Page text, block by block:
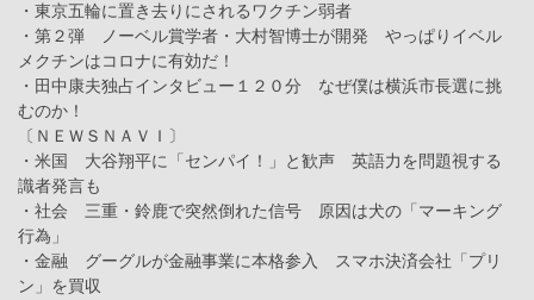
・東京五輪に置き去りにされるワクチン弱者
・第２弾 ノーベル賞学者・大村智博士が開発 やっぱりイベル
メクチンはコロナに有効だ！
・田中康夫独占インタビュー１２０分 なぜ僕は横浜市長選に挑
むのか！
〔ＮＥＷＳＮＡＶＩ〕
・米国 大谷翔平に「センパイ！」と歓声 英語力を問題視する
識者発言も
・社会 三重・鈴鹿で突然倒れた信号 原因は犬の「マーキング
行為」
・金融 グーグルが金融事業に本格参入 スマホ決済会社「プリ
ン」を買収